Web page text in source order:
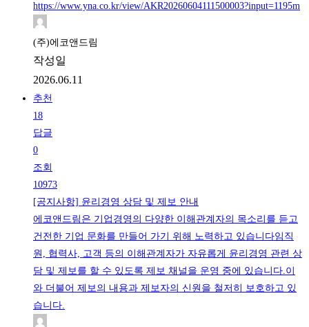
https://www.yna.co.kr/view/AKR20260604111500003?input=1195m
(주)에코앤드림
작성일
2026.06.11
추천
18
답글
0
조회
10973
[공지사항] 윤리경영 상담 및 제보 안내
에코앤드림은 기업경영의 다양한 이해관계자의 목소리를 듣고
건전한 기업 문화를 만들어 가기 위해 노력하고 있습니다임직
원, 협력사, 고객 등의 이해관계자가 자유롭게 윤리경영 관련 상
담 및 제보를 할 수 있도록 제보 채널을 운영 중에 있습니다.이
와 더불어 제보의 내용과 제보자의 신원을 철저히 보호하고 있
습니다.